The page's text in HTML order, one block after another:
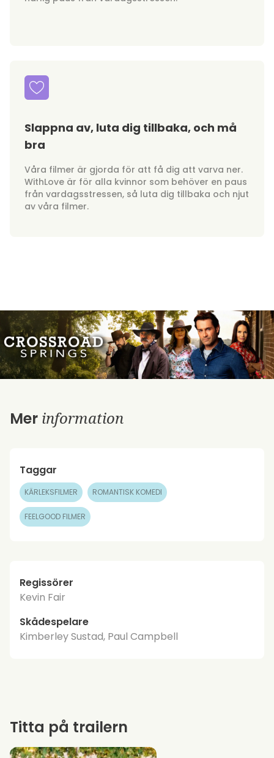
Slappna av, luta dig tillbaka, och må
bra
Våra filmer är gjorda för att få dig att varva ner.
WithLove är för alla kvinnor som behöver en paus
från vardagsstressen, så luta dig tillbaka och njut
av våra filmer.
Mer information
Taggar
KÄRLEKSFILMER ROMANTISK KOMEDI
FEELGOOD FILMER
Regissörer
Kevin Fair
Skådespelare
Kimberley Sustad, Paul Campbell
Titta på trailern